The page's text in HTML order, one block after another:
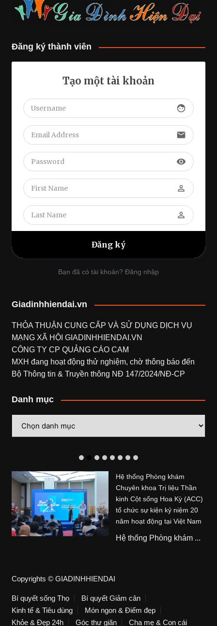
Đăng ký thành viên
Tạo một tài khoản
face
email
visibility
perm_identity
perm_identity
Bạn đã có tài khoản? Đăng nhập
Giadinhhiendai.vn
THỎA THUẬN CUNG CẤP VÀ SỬ DỤNG DỊCH VỤ
MẠNG XÃ HỘI GIADINHHIENDAI.VN
CÔNG TY CP QUẢNG CÁO CAM
MXH đang hoạt động thử nghiệm, chờ thông báo đến
Bộ Thông tin & Truyền thông NĐ 147/2024/NĐ-CP
Danh mục
mục
Hệ thống Phòng khám
Chuyên khoa Trị liệu Thần
kinh Cột sống Hoa Kỳ (ACC)
tổ chức sự kiện kỷ niệm 20
năm hoạt động tại Việt Nam
Hệ thống Phòng khám ...
Copyrights © GIADINHHIENDAI
Bí quyết sống Thọ
Bí quyết Giảm cân
Kinh tế & Tiêu dùng
Món ngon & Điểm đẹp
Khỏe & Đẹp 24h
Góc thư giãn Cha mẹ & Con cái